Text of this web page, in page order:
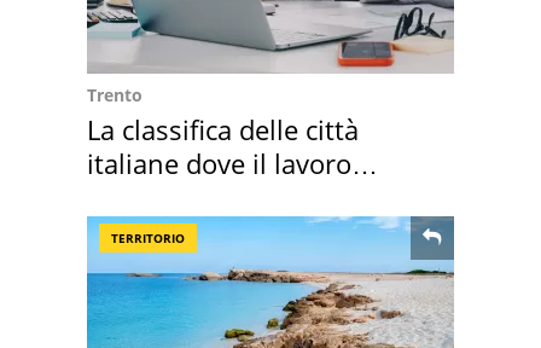
Trento
La classifica delle città
italiane dove il lavoro
TERRITORIO